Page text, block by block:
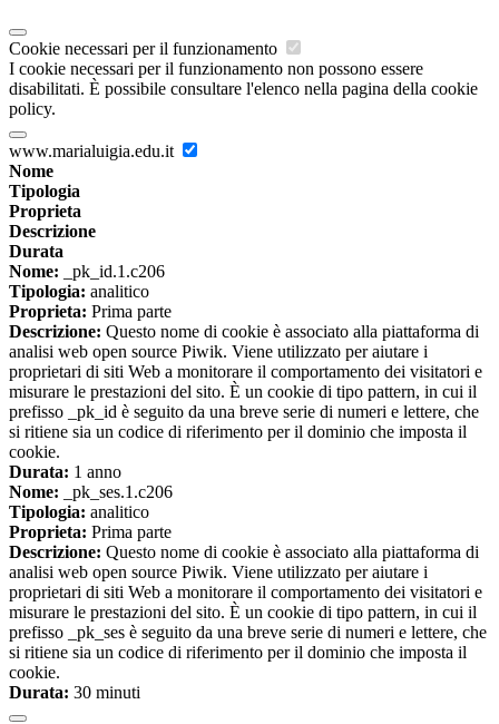
Cookie necessari per il funzionamento
I cookie necessari per il funzionamento non possono essere
disabilitati. È possibile consultare l'elenco nella pagina della cookie
policy.
www.marialuigia.edu.it
Nome
Tipologia
Proprieta
Descrizione
Durata
Nome: _pk_id.1.c206
Tipologia: analitico
Proprieta: Prima parte
Descrizione: Questo nome di cookie è associato alla piattaforma di
analisi web open source Piwik. Viene utilizzato per aiutare i
proprietari di siti Web a monitorare il comportamento dei visitatori e
misurare le prestazioni del sito. È un cookie di tipo pattern, in cui il
prefisso _pk_id è seguito da una breve serie di numeri e lettere, che
si ritiene sia un codice di riferimento per il dominio che imposta il
cookie.
Durata: 1 anno
Nome: _pk_ses.1.c206
Tipologia: analitico
Proprieta: Prima parte
Descrizione: Questo nome di cookie è associato alla piattaforma di
analisi web open source Piwik. Viene utilizzato per aiutare i
proprietari di siti Web a monitorare il comportamento dei visitatori e
misurare le prestazioni del sito. È un cookie di tipo pattern, in cui il
prefisso _pk_ses è seguito da una breve serie di numeri e lettere, che
si ritiene sia un codice di riferimento per il dominio che imposta il
cookie.
Durata: 30 minuti